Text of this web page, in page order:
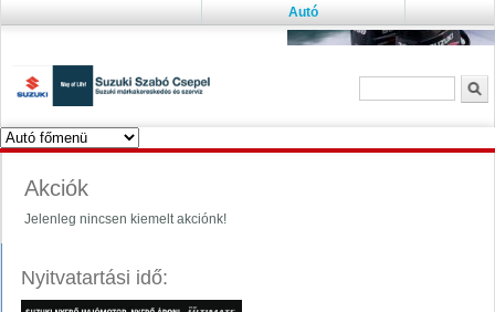
Autó
Keresés űrlap
Akciók
Jelenleg nincsen kiemelt akciónk!
Nyitvatartási idő: